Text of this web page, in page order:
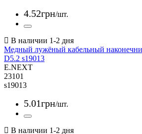
4.52грн/шт.
Медный лужёный кабельный
D5.2 s19013
E.NEXT
23101
s19013
5.01грн/шт.